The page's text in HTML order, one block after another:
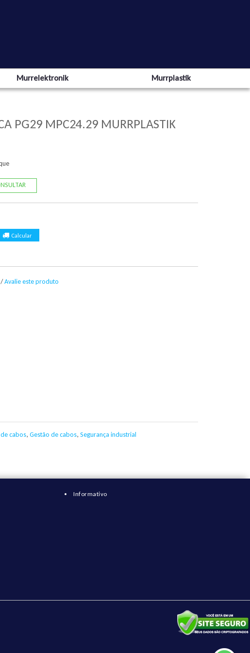
Murrelektronik Murrplastik
PG29 MPC24.29 MURRPLASTIK
/Avalie este produto
cabos, Gestão de cabos, Segurança industrial
Informativo